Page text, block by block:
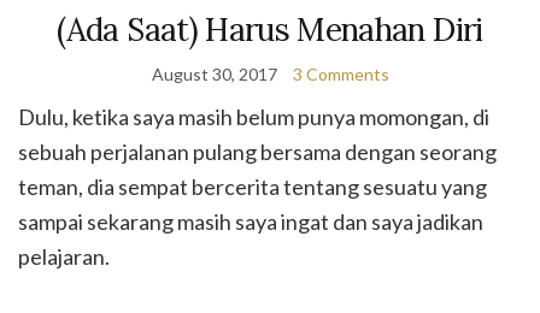
(Ada Saat) Harus Menahan Diri
August 30, 2017 3 Comments
Dulu, ketika saya masih belum punya momongan, di
sebuah perjalanan pulang bersama dengan seorang
teman, dia sempat bercerita tentang sesuatu yang
sampai sekarang masih saya ingat dan saya jadikan
pelajaran.